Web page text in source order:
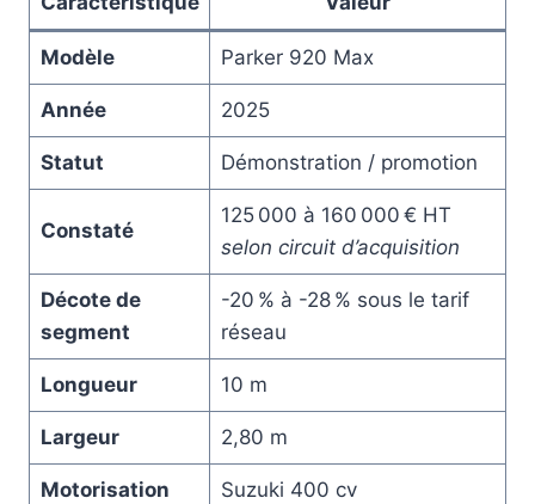
Modèle Parker 920 Max
Année 2025
Statut Démonstration / promotion
Constaté
125 000 à 160 000 € HT
selon circuit d’acquisition
Décote de
segment
-20 % à -28 % sous le tarif
réseau
Longueur 10 m
Largeur 2,80 m
Motorisation Suzuki 400 cv